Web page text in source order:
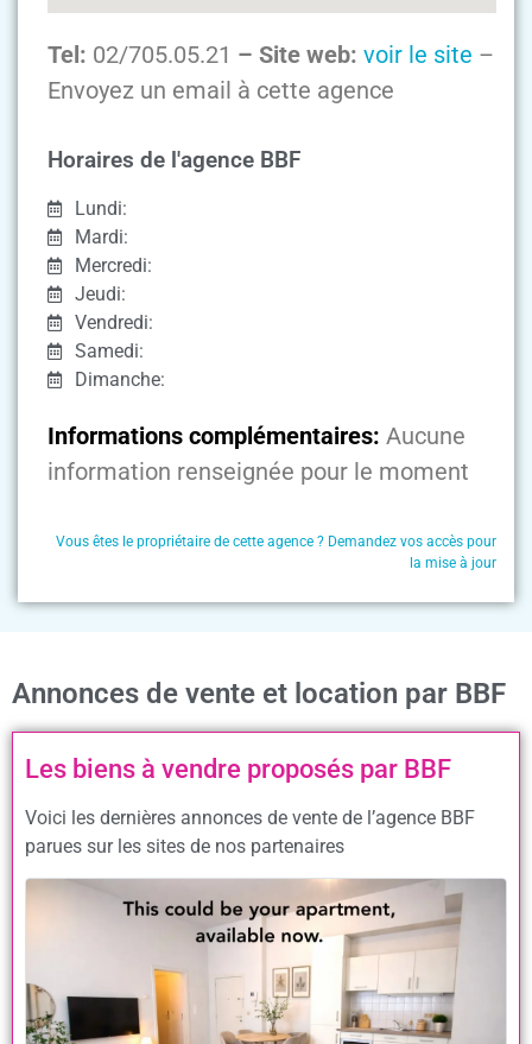
Tel: 02/705.05.21 – Site web: voir le site –
Envoyez un email à cette agence
Horaires de l'agence BBF
Lundi:
Mardi:
Mercredi:
Jeudi:
Vendredi:
Samedi:
Dimanche:
Informations complémentaires: Aucune
information renseignée pour le moment
Vous êtes le propriétaire de cette agence ? Demandez vos accès pour
la mise à jour
Annonces de vente et location par BBF
Les biens à vendre proposés par BBF
Voici les dernières annonces de vente de l’agence BBF
parues sur les sites de nos partenaires